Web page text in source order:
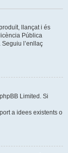
llançat i és
Pública
l’enllaç
Limited. Si
a idees existents o